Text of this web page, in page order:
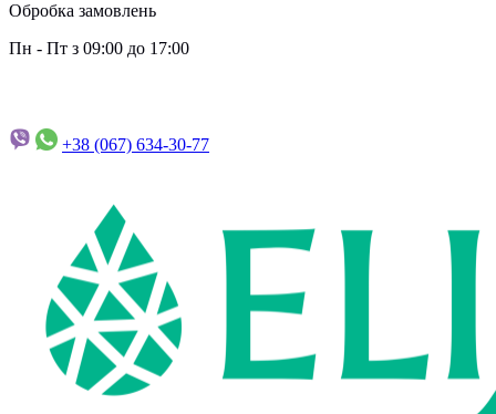
Обробка замовлень
Пн - Пт з 09:00 до 17:00
+38 (067) 634-30-77